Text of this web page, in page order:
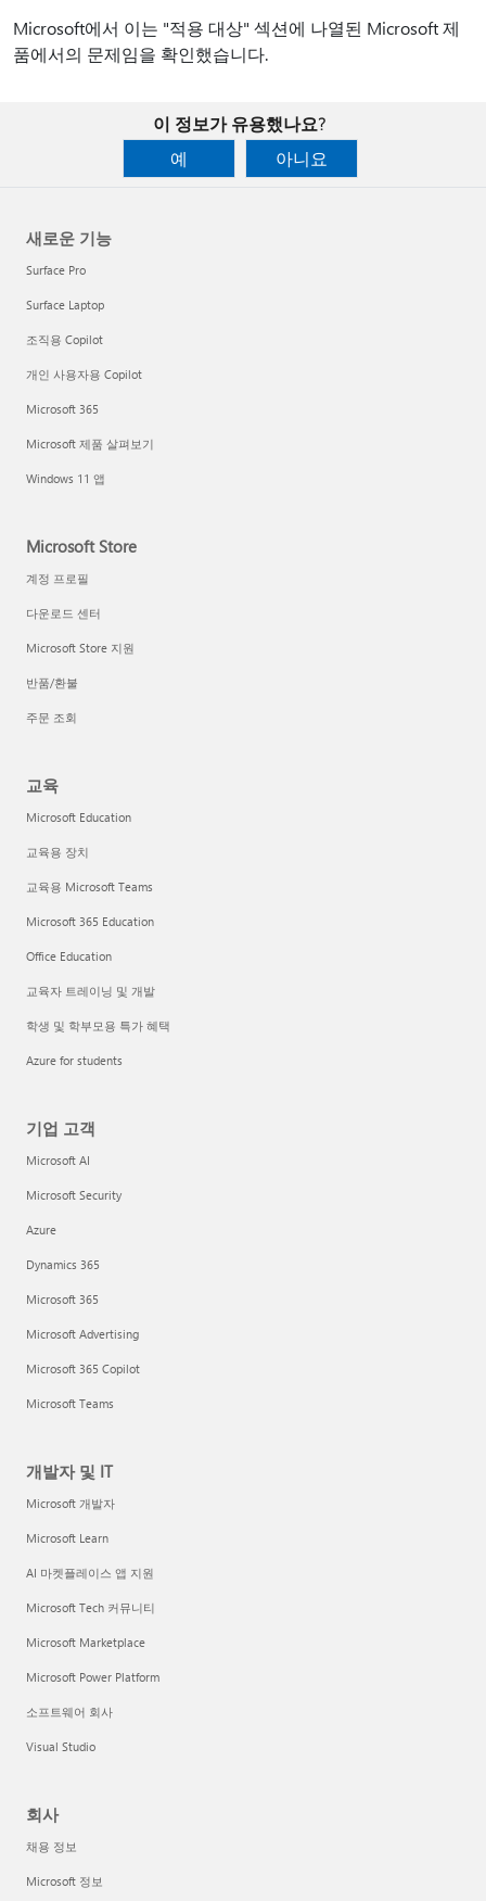
Microsoft에서 이는 "적용 대상" 섹션에 나열된 Microsoft 제
품에서의 문제임을 확인했습니다.
이 정보가 유용했나요?
예
아니요
새로운 기능
Surface Pro
Surface Laptop
조직용 Copilot
개인 사용자용 Copilot
Microsoft 365
Microsoft 제품 살펴보기
Windows 11 앱
Microsoft Store
계정 프로필
다운로드 센터
Microsoft Store 지원
반품/환불
주문 조회
교육
Microsoft Education
교육용 장치
교육용 Microsoft Teams
Microsoft 365 Education
Office Education
교육자 트레이닝 및 개발
학생 및 학부모용 특가 혜택
Azure for students
기업 고객
Microsoft AI
Microsoft Security
Azure
Dynamics 365
Microsoft 365
Microsoft Advertising
Microsoft 365 Copilot
Microsoft Teams
개발자 및 IT
Microsoft 개발자
Microsoft Learn
AI 마켓플레이스 앱 지원
Microsoft Tech 커뮤니티
Microsoft Marketplace
Microsoft Power Platform
소프트웨어 회사
Visual Studio
회사
채용 정보
Microsoft 정보